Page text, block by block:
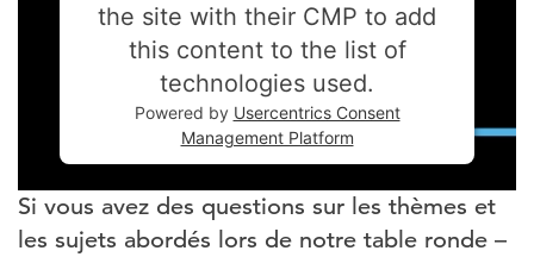
the site with their CMP to add
this content to the list of
technologies used.
Powered by Usercentrics Consent
Management Platform
Si vous avez des questions sur les thèmes et
les sujets abordés lors de notre table ronde –